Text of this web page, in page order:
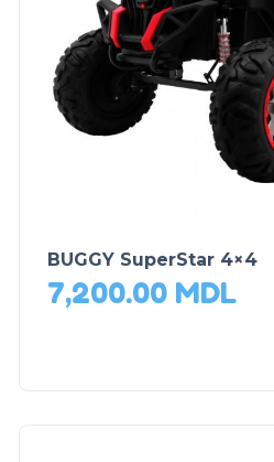
BUGGY SuperStar 4×4
7,200.00 MDL